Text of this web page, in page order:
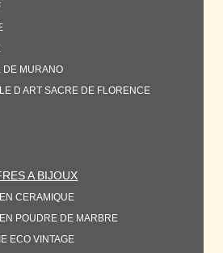
DE MURANO
D ART SACRE DE FLORENCE
A BIJOUX
CERAMIQUE
POUDRE DE MARBRE
ECO VINTAGE